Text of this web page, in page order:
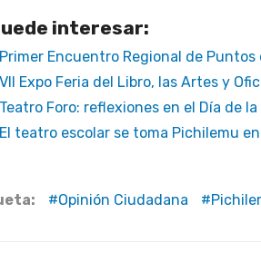
interesar:
Primer Encuentro Regional de
VII Expo Feria del Libro, las Artes y
Teatro Foro: reflexiones en el Día de
El teatro escolar se toma Pichilemu
Opinión Ciudadana